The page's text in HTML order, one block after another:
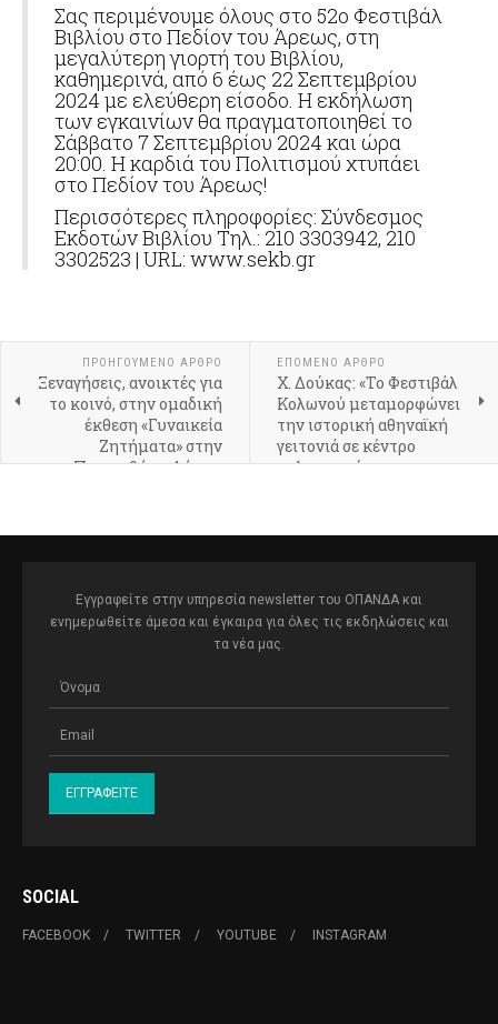
Σας περιμένουμε όλους στο 52ο Φεστιβάλ
Βιβλίου στο Πεδίον του Άρεως, στη
μεγαλύτερη γιορτή του Βιβλίου,
καθημερινά, από 6 έως 22 Σεπτεμβρίου
2024 με ελεύθερη είσοδο. Η εκδήλωση
των εγκαινίων θα πραγματοποιηθεί το
Σάββατο 7 Σεπτεμβρίου 2024 και ώρα
20:00. Η καρδιά του Πολιτισμού χτυπάει
στο Πεδίον του Άρεως!
Περισσότερες πληροφορίες: Σύνδεσμος
Εκδοτών Βιβλίου Τηλ.: 210 3303942, 210
3302523 | URL: www.sekb.gr
ΠΡΟΗΓΟΎΜΕΝΟ ΆΡΘΡΟ
Ξεναγήσεις, ανοικτές για
το κοινό, στην ομαδική
έκθεση «Γυναικεία
Ζητήματα» στην
Πινακοθήκη Δήμου
ΕΠΌΜΕΝΟ ΆΡΘΡΟ
Χ. Δούκας: «Το Φεστιβάλ
Κολωνού μεταμορφώνει
την ιστορική αθηναϊκή
γειτονιά σε κέντρο
πολιτισμού»
Εγγραφείτε στην υπηρεσία newsletter του ΟΠΑΝΔΑ και
ενημερωθείτε άμεσα και έγκαιρα για όλες τις εκδηλώσεις και
τα νέα μας.
SOCIAL
FACEBOOK TWITTER YOUTUBE INSTAGRAM